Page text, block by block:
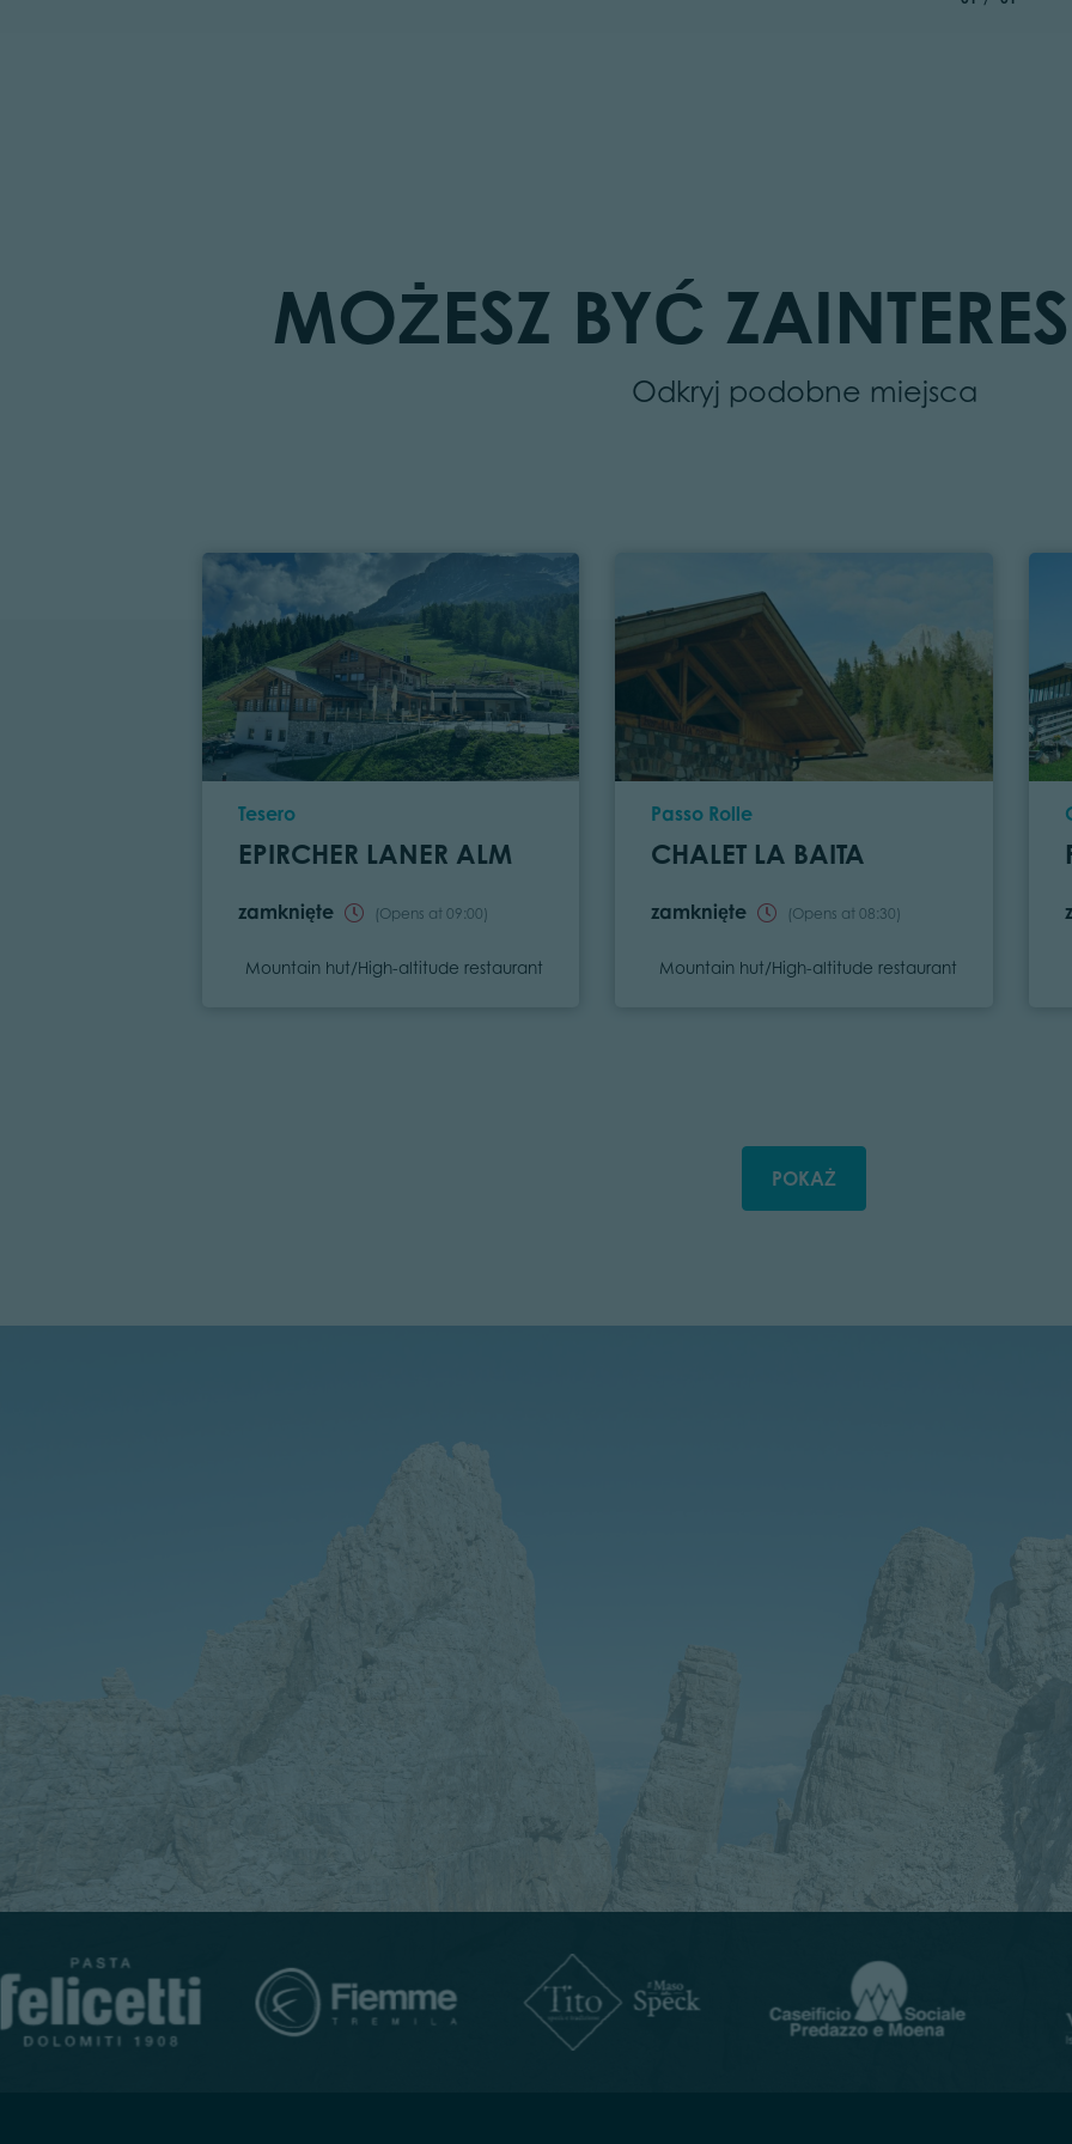
MOŻESZ BYĆ
Odkryj podobne miejsca
Location
Tesero
EPIRCHER LANER ALM
zamknięte (Opens at 09:00)
Category
Mountain hut/High-altitude restaurant
Location
Passo Rolle
CHALET LA BAITA
zamknięte (Opens at 08:30)
Category
Mountain hut/High-altitude restaurant
POKAŻ